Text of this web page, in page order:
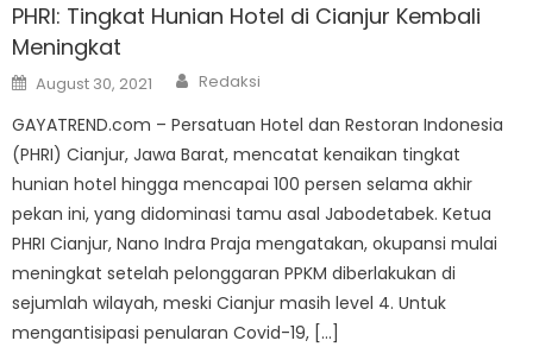
PHRI: Tingkat Hunian Hotel di Cianjur Kembali
Meningkat
Posted
on
August 30, 2021 Author
Redaksi
GAYATREND.com – Persatuan Hotel dan Restoran Indonesia
(PHRI) Cianjur, Jawa Barat, mencatat kenaikan tingkat
hunian hotel hingga mencapai 100 persen selama akhir
pekan ini, yang didominasi tamu asal Jabodetabek. Ketua
PHRI Cianjur, Nano Indra Praja mengatakan, okupansi mulai
meningkat setelah pelonggaran PPKM diberlakukan di
sejumlah wilayah, meski Cianjur masih level 4. Untuk
mengantisipasi penularan Covid-19, […]